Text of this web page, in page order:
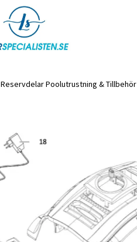
Reservdelar Poolutrustning & Tillbehör